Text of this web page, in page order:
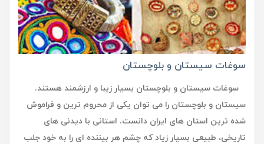
سوغات سیستان و بلوچستان
سوغات سیستان و بلوچستان بسیار زیبا و ارزشمند هستند.
سیستان و بلوچستان را می توان یکی از محروم ترین و فراموش
شده ترین استان‌ های ایران دانست. استانی با دیدنی های
تاریخی، طبیعی بسیار زیاد که چشم هر بیننده ای را به خود جلب